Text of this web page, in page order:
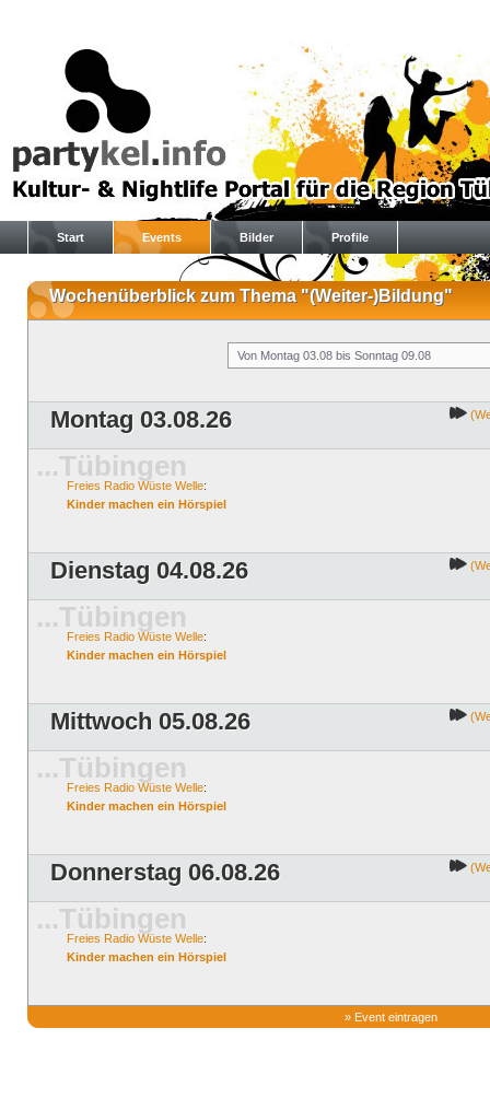
Start Events Bilder Profile
Wochenüberblick zum Thema "(Weiter-)Bildung"
Montag 03.08.26
...Tübingen
Freies Radio Wüste Welle:
Kinder machen ein Hörspiel
Dienstag 04.08.26
...Tübingen
Freies Radio Wüste Welle:
Kinder machen ein Hörspiel
Mittwoch 05.08.26
...Tübingen
Freies Radio Wüste Welle:
Kinder machen ein Hörspiel
Donnerstag 06.08.26
...Tübingen
Freies Radio Wüste Welle:
Kinder machen ein Hörspiel
» Event eintragen